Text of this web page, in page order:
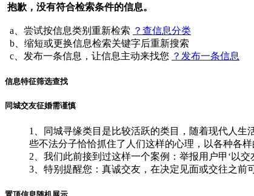
抱歉，没有符合检索条件的信息。
a、尝试按信息类别重新检索 ？查信息分类
b、缩短或更换信息检索关键字后重新搜索
c、发布一条信息，让信息主动来找您 ？发布一条信息
信息特征筛选查找
同城交友征婚需谨慎
1、同城寻缘类目是比较活跃的类目，随着现代人
些不法分子恰恰抓住了人们这样的心理，以各种各样
2、我们此前接到过这样一个案例：举报用户甲‘以
3、特别提醒您：真诚交友，在决定见面或交往之前